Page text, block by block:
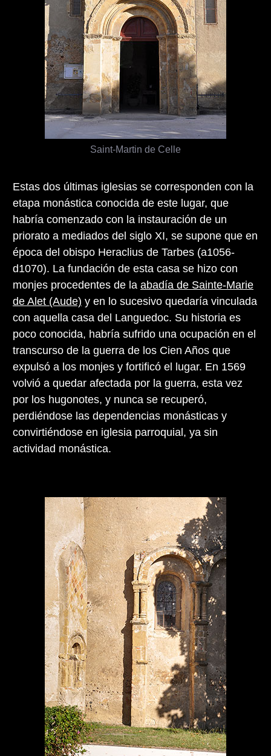
Saint-Martin de Celle
Estas dos últimas iglesias se corresponden con la
etapa monástica conocida de este lugar, que
habría comenzado con la instauración de un
priorato a mediados del siglo XI, se supone que en
época del obispo Heraclius de Tarbes (a1056-
d1070). La fundación de esta casa se hizo con
monjes procedentes de la abadía de Sainte-Marie
de Alet (Aude) y en lo sucesivo quedaría vinculada
con aquella casa del Languedoc. Su historia es
poco conocida, habría sufrido una ocupación en el
transcurso de la guerra de los Cien Años que
expulsó a los monjes y fortificó el lugar. En 1569
volvió a quedar afectada por la guerra, esta vez
por los hugonotes, y nunca se recuperó,
perdiéndose las dependencias monásticas y
convirtiéndose en iglesia parroquial, ya sin
actividad monástica.